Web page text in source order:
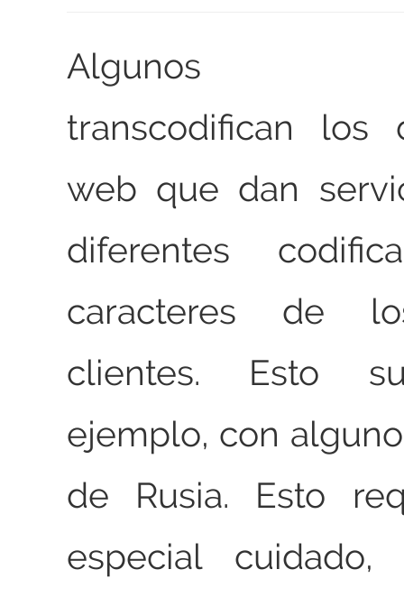
Algunos
transcodifican los
web que dan
diferentes
caracteres de
clientes. Esto
ejemplo, con
de Rusia. Esto
especial